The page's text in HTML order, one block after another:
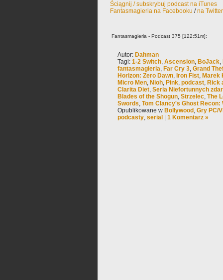
Ściągnij / subskrybuj podcast na iTunes
Fantasmagieria na Facebooku /na
Fantasmagieria - Podcast 375 [122:51m]:
Autor: Dahman
Tagi: 1-2 Switch, Ascension, BoJack,
fantasmagieria, Far Cry 3, Grand
Horizon: Zero Dawn, Iron Fist, Marek
Micro Men, Nioh, Pink, podcast, Rick
Clarita Diet, Seria Niefortunnych
Blades of the Shogun, Strzelec, The
Swords, Tom Clancy's Ghost Recon:
Opublikowane w Bollywood , Gry PC/
podcasty, serial 1 Komentarz »